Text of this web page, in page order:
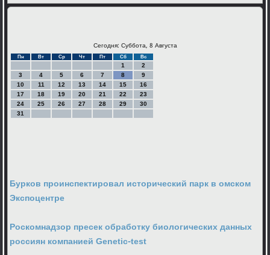
Сегодня: Суббота, 8 Августа
Пн Вт Ср Чт Пт Сб Вс
1
2
3
4 5 6 7 8
9
10
11 12 13 14 15
16
17
18 19 20 21 22
23
24
25 26 27 28 29
30
31
Бурков проинспектировал исторический парк в омском
Экспоцентре
Роскомнадзор пресек обработку биологических данных
россиян компанией Genetic-test